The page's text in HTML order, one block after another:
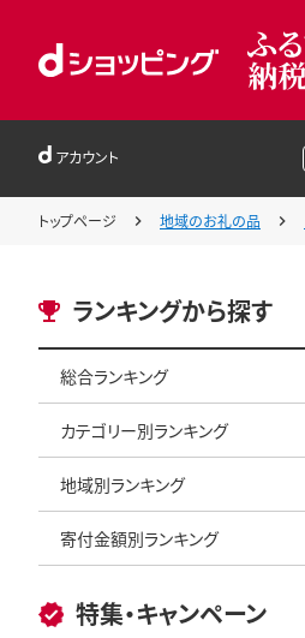
アカウント
トップページ 地域のお礼の品
ランキングから探す
総合ランキング
カテゴリー別ランキング
地域別ランキング
寄付金額別ランキング
特集・キャンペーン